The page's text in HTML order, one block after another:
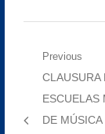
entradas
Previous
Previous
post:
CLAUSURA
ESCUELAS
DE MÚSICA